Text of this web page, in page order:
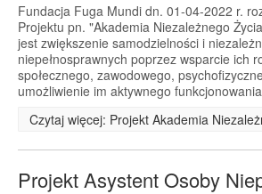
Fundacja Fuga Mundi dn. 01-04-2022 r.
Projektu pn. "Akademia Niezależnego
jest zwiększenie samodzielności i
niepełnosprawnych poprzez wsparcie ich
społecznego, zawodowego,
umożliwienie im aktywnego
Czytaj więcej: Projekt Akademia
Projekt Asystent Osoby